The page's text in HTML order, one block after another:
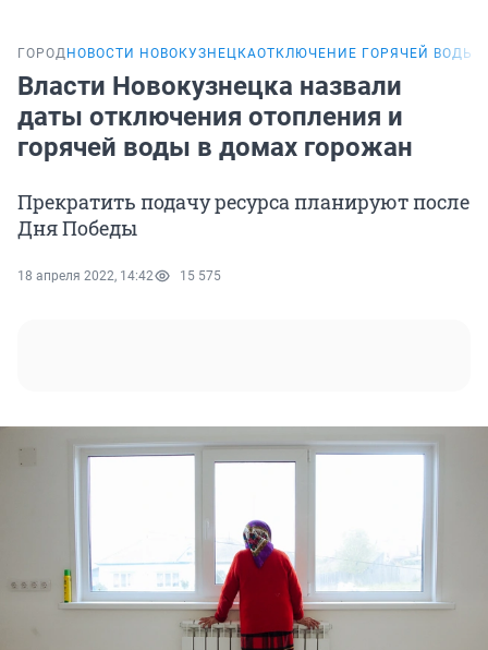
ГОРОД НОВОСТИ НОВОКУЗНЕЦКАОТКЛЮЧЕНИЕ ГОРЯЧЕЙ ВОДЫ
Власти Новокузнецка назвали
даты отключения отопления и
горячей воды в домах горожан
Прекратить подачу ресурса планируют после
Дня Победы
18 апреля 2022, 14:42 15 575